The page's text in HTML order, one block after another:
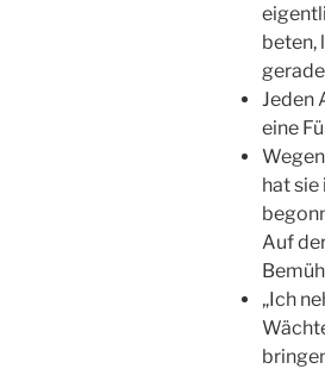
beten,
Jeden
eine
hat
Auf
„Ich